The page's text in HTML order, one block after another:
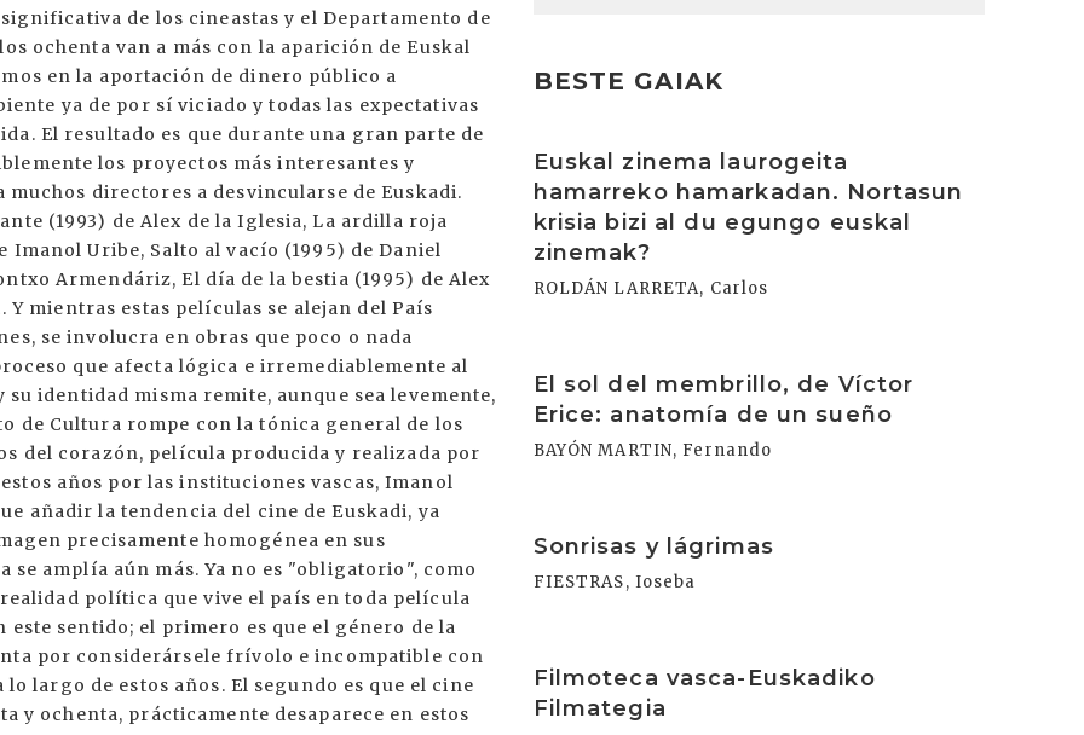
de los cineastas y el Departamento de
ochenta van a más con la aparición de Euskal
en la aportación de dinero público a
ya de por sí viciado y todas las expectativas
El resultado es que durante una gran parte de
los proyectos más interesantes y
directores a desvincularse de Euskadi.
(1993) de Alex de la Iglesia, La ardilla roja
Imanol Uribe, Salto al vacío (1995) de Daniel
Armendáriz, El día de la bestia (1995) de Alex
mientras estas películas se alejan del País
se involucra en obras que poco o nada
que afecta lógica e irremediablemente al
identidad misma remite, aunque sea levemente,
de Cultura rompe con la tónica general de los
del corazón, película producida y realizada por
años por las instituciones vascas, Imanol
añadir la tendencia del cine de Euskadi, ya
precisamente homogénea en sus
amplía aún más. Ya no es "obligatorio", como
política que vive el país en toda película
sentido; el primero es que el género de la
por considerársele frívolo e incompatible con
largo de estos años. El segundo es que el cine
y ochenta, prácticamente desaparece en estos
BESTE GAIAK
Euskal zinema laurogeita
hamarreko hamarkadan. Nortasun
krisia bizi al du egungo euskal
zinemak?
ROLDÁN LARRETA, Carlos
El sol del membrillo, de Víctor
Erice: anatomía de un sueño
BAYÓN MARTIN, Fernando
Sonrisas y lágrimas
FIESTRAS, Ioseba
Filmoteca vasca-Euskadiko
Filmategia